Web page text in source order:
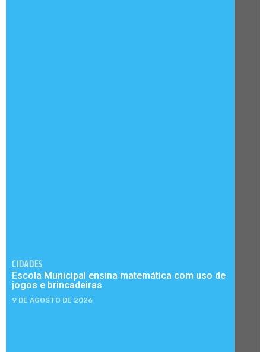
CIDADES
Escola Municipal ensina matemática com uso de
jogos e brincadeiras
9 DE AGOSTO DE 2026